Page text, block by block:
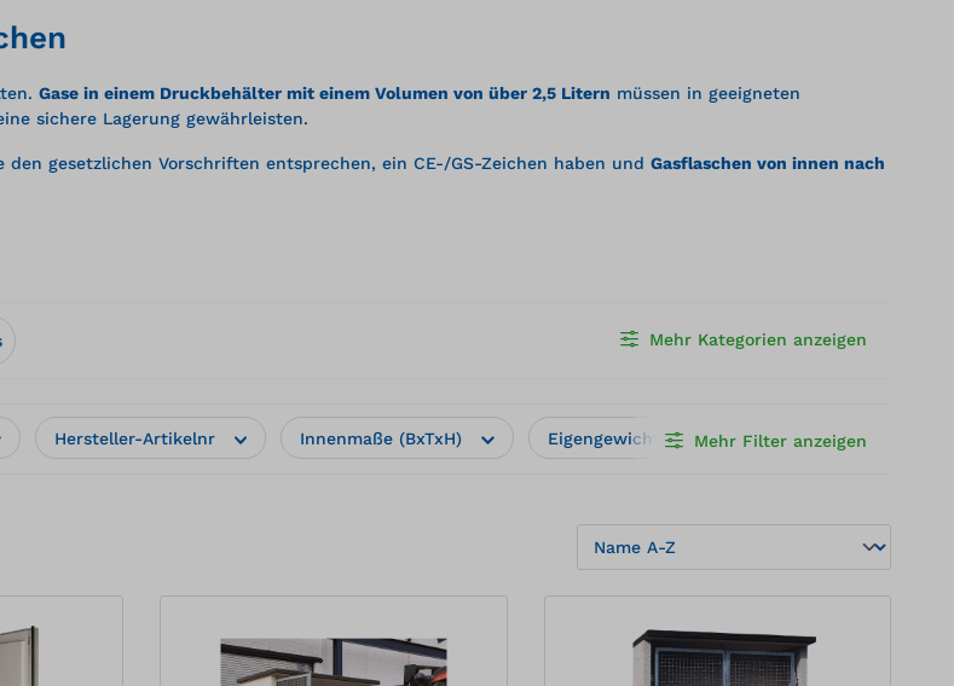
Gase in einem Druckbehälter mit einem Volumen von über 2,5 Litern müssen in geeigneten
sichere Lagerung gewährleisten.
den gesetzlichen Vorschriften entsprechen, ein CE-/GS-Zeichen haben und Gasflaschen von innen nach
Mehr Kategorien anzeigen
Mehr Filter anzeigen
Hersteller-Artikelnr Innenmaße (BxTxH) Eigengewicht (kg) Kapazität